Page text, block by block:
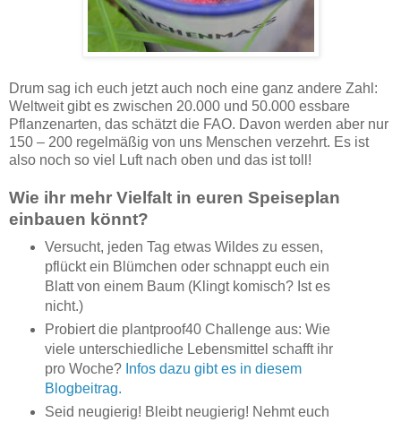
Drum sag ich euch jetzt auch noch eine ganz andere Zahl:
Weltweit gibt es zwischen 20.000 und 50.000 essbare
Pflanzenarten, das schätzt die FAO. Davon werden aber nur
150 – 200 regelmäßig von uns Menschen verzehrt. Es ist
also noch so viel Luft nach oben und das ist toll!
Wie ihr mehr Vielfalt in euren Speiseplan
einbauen könnt?
Versucht, jeden Tag etwas Wildes zu essen,
pflückt ein Blümchen oder schnappt euch ein
Blatt von einem Baum (Klingt komisch? Ist es
nicht.)
Probiert die plantproof40 Challenge aus: Wie
viele unterschiedliche Lebensmittel schafft ihr
pro Woche? Infos dazu gibt es in diesem
Blogbeitrag.
Seid neugierig! Bleibt neugierig! Nehmt euch